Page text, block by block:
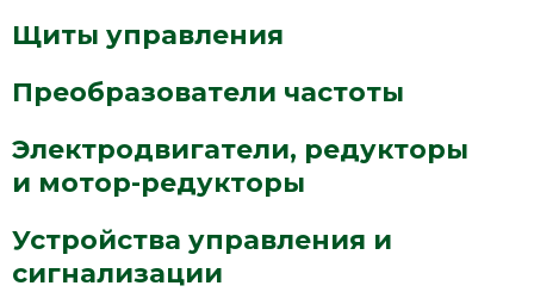
Щиты управления
Преобразователи частоты
Электродвигатели, редукторы
и мотор-редукторы
Устройства управления и
сигнализации